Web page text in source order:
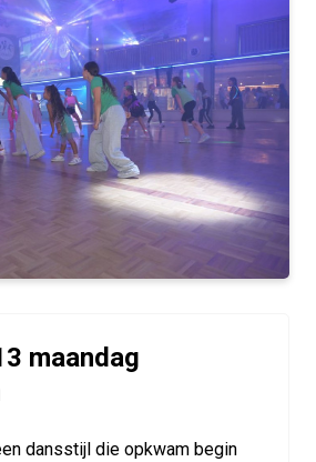
maandag
dansstijl die opkwam begin